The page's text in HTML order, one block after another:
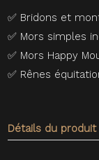
✅ Bridons et
✅ Mors simples
✅ Mors Happy
✅ Rênes
Détails du produit